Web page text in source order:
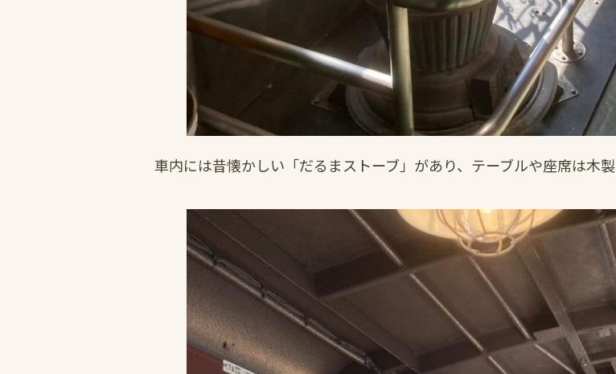
車内には昔懐かしい「だるまストーブ」があり、テーブルや座席は木